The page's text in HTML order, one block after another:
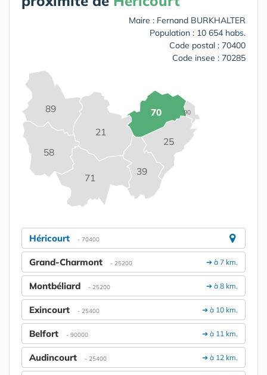
Maire : Fernand BURKHALTER
Population : 10 654 habs.
Code postal : 70400
Code insee : 70285
21
25
39
58
70
71
89 90
Héricourt - 70400
➔ à 7 km.
Grand-Charmont - 25200
➔ à 8 km.
Montbéliard - 25200
➔ à 10 km.
Exincourt - 25400
➔ à 11 km.
Belfort - 90000
➔ à 12 km.
Audincourt - 25400